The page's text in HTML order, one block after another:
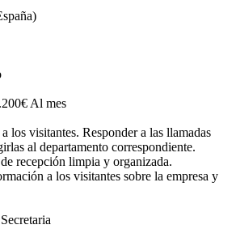
Al mes
los visitantes. Responder a las llamadas
al departamento correspondiente.
recepción limpia y organizada.
a los visitantes sobre la empresa y